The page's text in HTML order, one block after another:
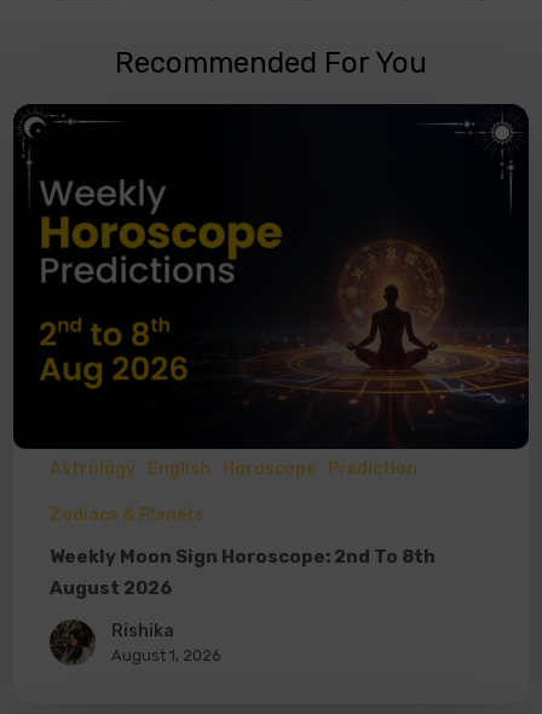
Recommended For You
Astrology English Horoscope Prediction
Zodiacs & Planets
Weekly Moon Sign Horoscope: 2nd To 8th
August 2026
Rishika
August 1, 2026